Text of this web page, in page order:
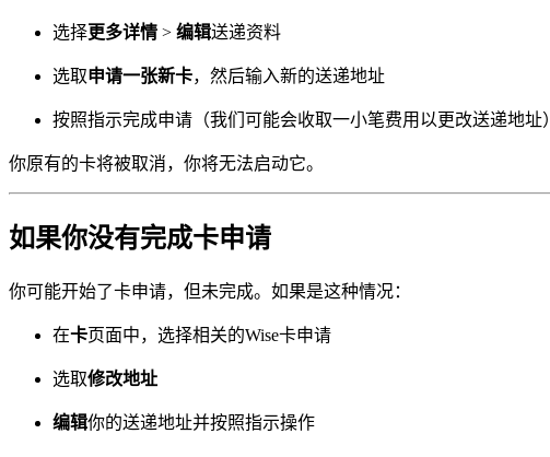
选择更多详情 > 编辑送递资料
选取申请一张新卡，然后输入新的送递地址
按照指示完成申请（我们可能会收取一小笔费用以更改送递地址
你原有的卡将被取消，你将无法启动它。
如果你没有完成卡申请
你可能开始了卡申请，但未完成。如果是这种情况：
在卡页面中，选择相关的Wise卡申请
选取修改地址
编辑你的送递地址并按照指示操作